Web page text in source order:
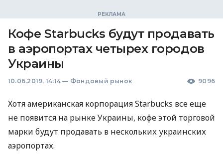
Кофе Starbucks будут продавать
в аэропортах четырех городов
Украины
10.06.2019, 14:14 — Фондовый рынок 9096
Хотя американская корпорация Starbuсks все еще
не появится на рынке Украины, кофе этой торговой
марки будут продавать в нескольких украинских
аэропортах.